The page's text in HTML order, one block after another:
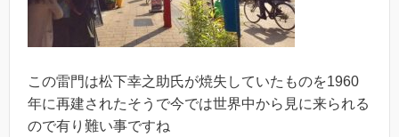
この雷門は松下幸之助氏が焼失していたものを1960
年に再建されたそうで今では世界中から見に来られる
ので有り難い事ですね